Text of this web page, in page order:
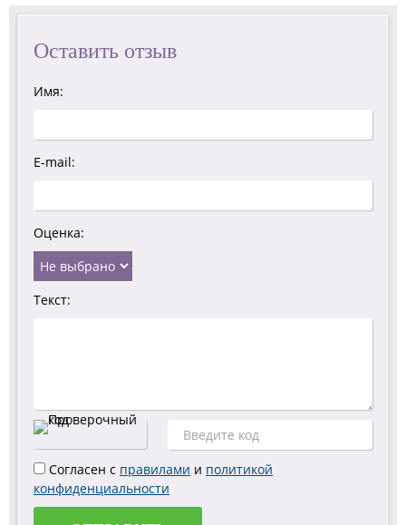
Оставить отзыв
Имя:
E-mail:
Оценка:
Текст:
Согласен с правилами и политикой
конфиденциальности